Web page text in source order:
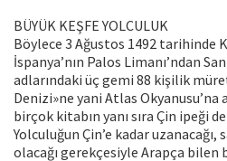
BÜYÜK KEŞFE YOLCULUK
Böylece 3 Ağustos 1492 tarihinde
İspanya’nın Palos Limanı’ndan
adlarındaki üç gemi 88 kişilik
Denizi»ne yani Atlas Okyanusu’na
birçok kitabın yanı sıra Çin ipeği
Yolculuğun Çin’e kadar
olacağı gerekçesiyle Arapça bilen